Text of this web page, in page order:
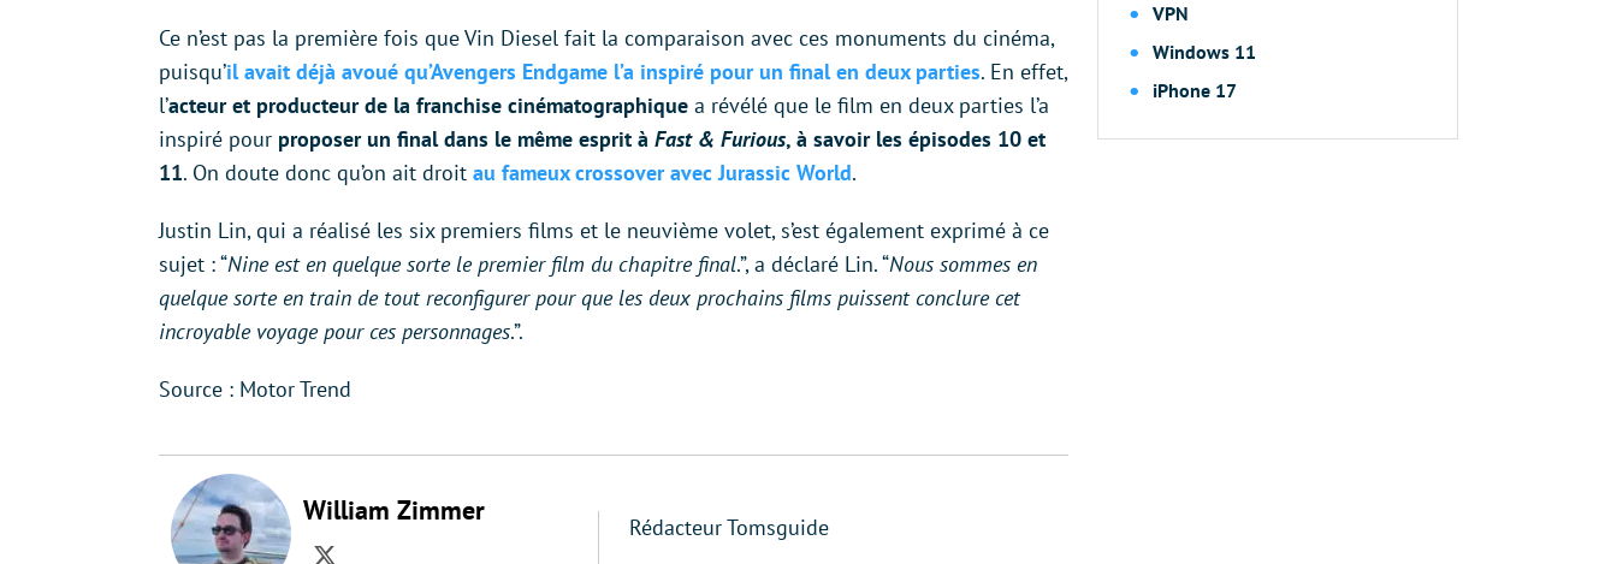
Ce n’est pas la première fois que Vin Diesel fait la comparaison avec ces monuments du cinéma,
puisqu’il avait déjà avoué qu’Avengers Endgame l’a inspiré pour un final en deux parties. En effet,
l’acteur et producteur de la franchise cinématographique a révélé que le film en deux parties l’a
inspiré pour proposer un final dans le même esprit à Fast & Furious, à savoir les épisodes 10 et
11. On doute donc qu’on ait droit au fameux crossover avec Jurassic World.
Justin Lin, qui a réalisé les six premiers films et le neuvième volet, s’est également exprimé à ce
sujet : “Nine est en quelque sorte le premier film du chapitre final.”, a déclaré Lin. “Nous sommes en
quelque sorte en train de tout reconfigurer pour que les deux prochains films puissent conclure cet
incroyable voyage pour ces personnages.”.
Source : Motor Trend
William Zimmer
Rédacteur Tomsguide
VPN
Windows 11
iPhone 17